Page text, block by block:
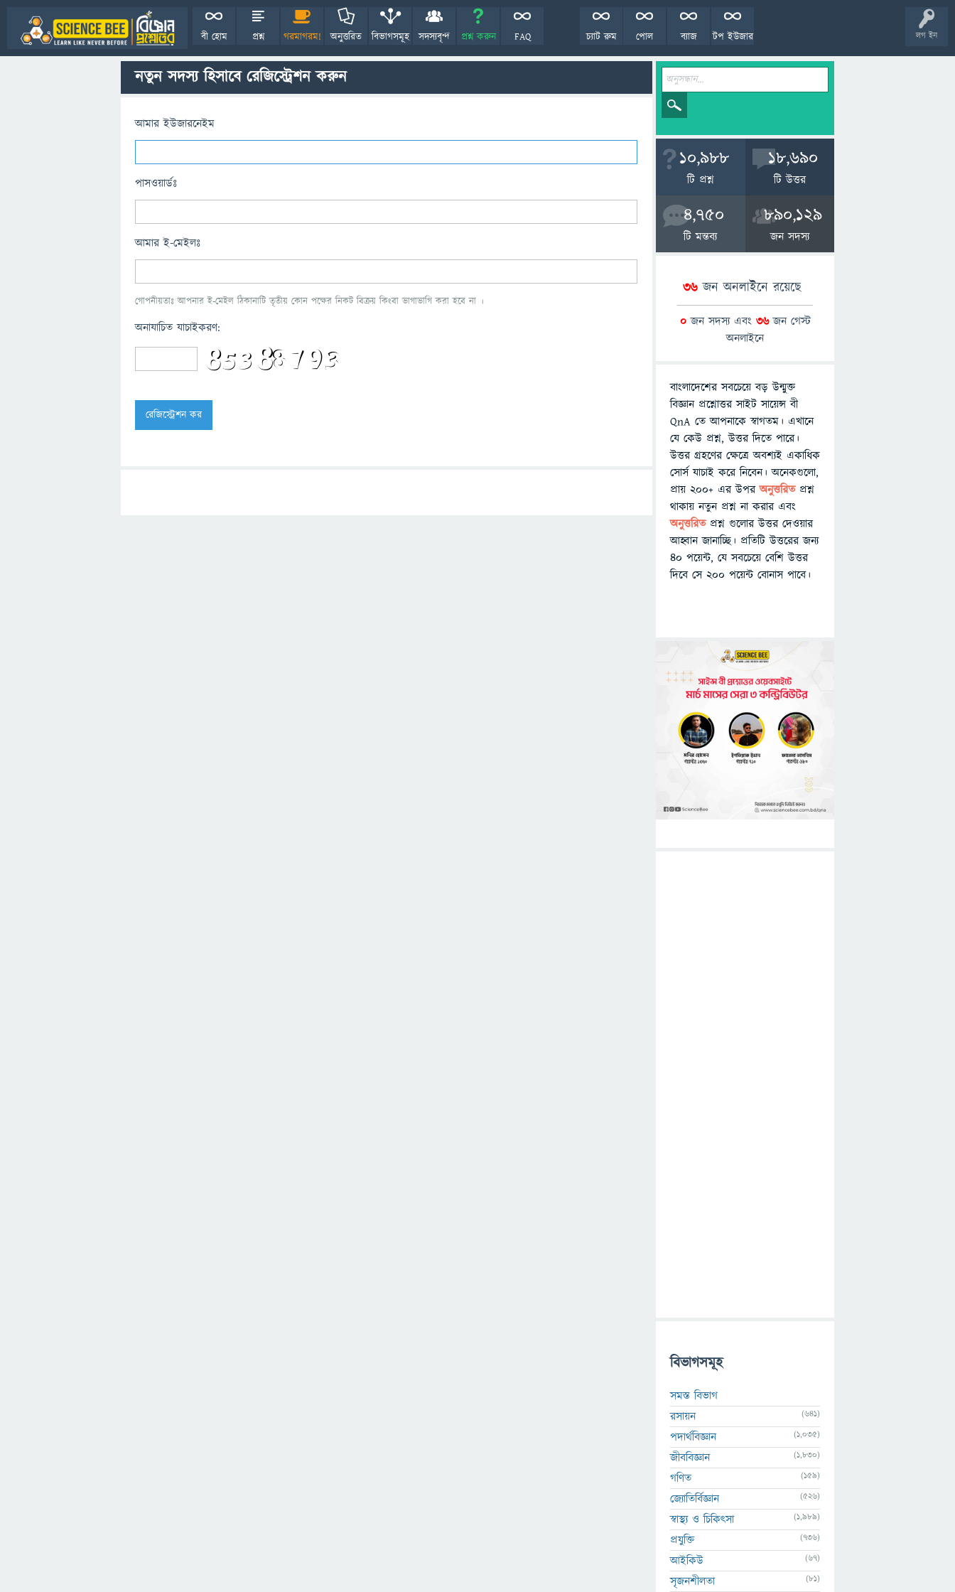
লগ ইন
বী হোম প্রশ্ন গরমাগরম! অনুত্তরিত বিভাগসমূহ সদস্যবৃন্দ প্রশ্ন করুন FAQ টপ ইউজার
ব্যাজ
পোল
চ্যাট রুম
নতুন সদস্য হিসাবে রেজিস্ট্রেশন করুন
আমার ইউজারনেইম
পাসওয়ার্ডঃ
আমার ই-মেইলঃ
গোপনীয়তাঃ আপনার ই-মেইল ঠিকানাটি তৃতীয় কোন পক্ষের নিকট বিক্রয় কিংবা ভাগাভাগি করা হবে না ।
অনাযাচিত যাচাইকরণ:
10,988
টি প্রশ্ন
18,690
টি উত্তর
4,750
টি মন্তব্য
890,129
জন সদস্য
36 জন অনলাইনে রয়েছে
0জন সদস্য এবং 36জন গেস্ট
অনলাইনে
বাংলাদেশের সবচেয়ে বড় উন্মুক্ত
বিজ্ঞান প্রশ্নোত্তর সাইট সায়েন্স বী
QnA তে আপনাকে স্বাগতম। এখানে
যে কেউ প্রশ্ন, উত্তর দিতে পারে।
উত্তর গ্রহণের ক্ষেত্রে অবশ্যই একাধিক
সোর্স যাচাই করে নিবেন। অনেকগুলো,
প্রায় ২০০+ এর উপরঅনুত্তরিতপ্রশ্ন
থাকায় নতুন প্রশ্ন না করার এবং
অনুত্তরিত প্রশ্ন গুলোর উত্তর দেওয়ার
আহ্বান জানাচ্ছি। প্রতিটি উত্তরের জন্য
৪০ পয়েন্ট, যে সবচেয়ে বেশি উত্তর
দিবে সে ২০০ পয়েন্ট বোনাস পাবে।
বিভাগসমূহ
সমস্ত বিভাগ
রসায়ন
(641)
পদার্থবিজ্ঞান (1,035)
জীববিজ্ঞান (1,830)
গণিত (159)
জ্যোতির্বিজ্ঞান (526)
স্বাস্থ্য ও চিকিৎসা (1,989)
প্রযুক্তি (736)
আইকিউ (67)
সৃজনশীলতা (81)